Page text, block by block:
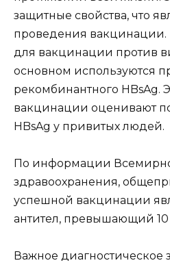
защитные свойства, что
проведения вакцинации.
для вакцинации против
основном используются
рекомбинантного HBsAg.
вакцинации оценивают
HBsAg у привитых людей.
По информации
здравоохранения,
успешной вакцинации
антител, превышающий
Важное диагностическое